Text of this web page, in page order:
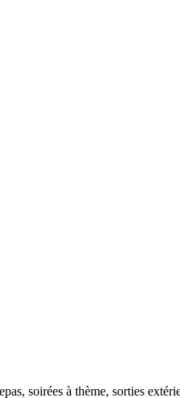
soirées à thème, sorties